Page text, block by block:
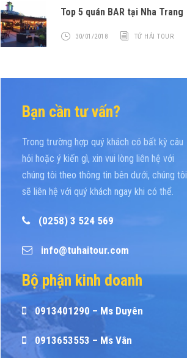
Top 5 quán BAR tại Nha Trang
30/01/2018 TỨ HẢI TOUR
Bạn cần tư vấn?
Trong trường hợp quý khách có bất kỳ câu
hỏi hoặc ý kiến gì, xin vui lòng liên hệ với
chúng tôi theo thông tin bên dưới, chúng tôi
sẽ liên hệ với quý khách ngay khi có thể.
(0258) 3 524 569
info@tuhaitour.com
Bộ phận kinh doanh
0913401290 – Ms Duyên
0913653553 – Ms Vân